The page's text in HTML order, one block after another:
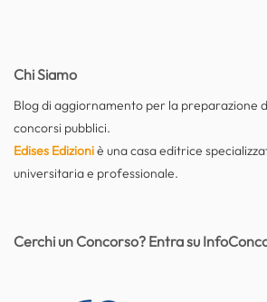
Chi Siamo
Blog di aggiornamento per la preparazione
concorsi pubblici.
Edises Edizioniè una casa editrice
universitaria e professionale.
Cerchi un Concorso? Entra su